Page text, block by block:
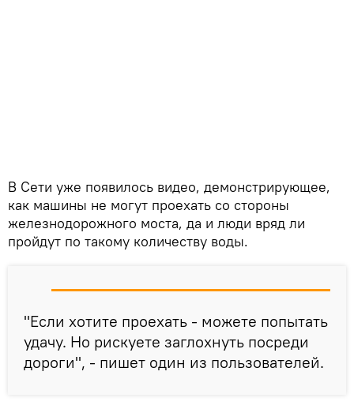
В Сети уже появилось видео, демонстрирующее,
как машины не могут проехать со стороны
железнодорожного моста, да и люди вряд ли
пройдут по такому количеству воды.
"Если хотите проехать - можете попытать
удачу. Но рискуете заглохнуть посреди
дороги", - пишет один из пользователей.